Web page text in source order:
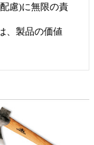
慮)に無限の責
、製品の価値